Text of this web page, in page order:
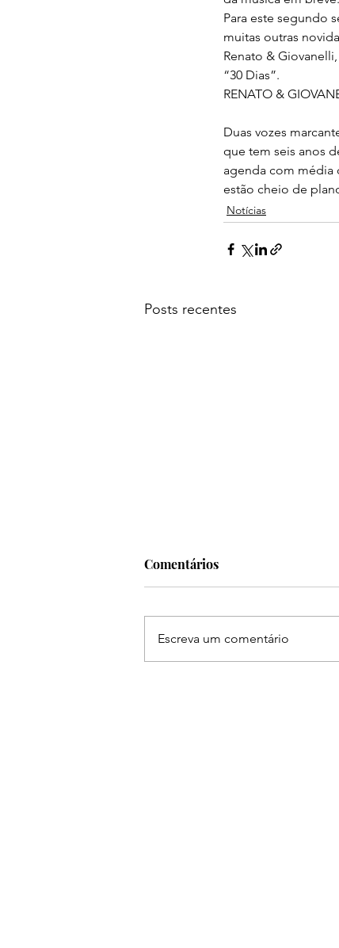
Para este segundo
muitas outras
Renato &
“30 Dias”.
RENATO &
Duas vozes
que tem seis anos
agenda com média
estão cheio de
Notícias
Posts recentes
Comentários
Escreva um comentário